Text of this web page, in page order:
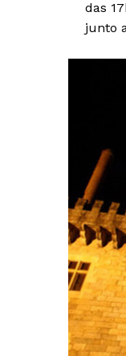
das
junto